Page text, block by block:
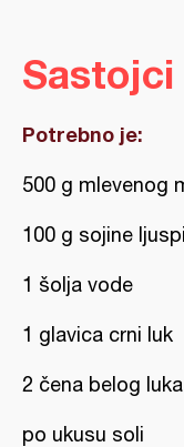
Sastojci
Potrebno je:
500 g mlevenog
100 g sojine
1 šolja vode
1 glavica crni luk
2 čena belog luka
po ukusu soli